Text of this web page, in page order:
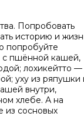
Попробовать
историю и
попробуйте
с пшённой кашей,
лохикейтто —
уху из ряпушки
внутри,
хлебе. А на
из сосновых